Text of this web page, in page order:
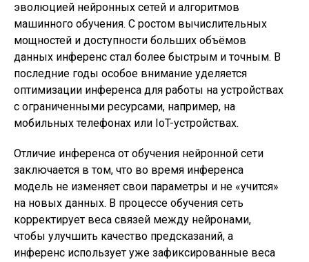
эволюцией нейронных сетей и алгоритмов
машинного обучения. С ростом вычислительных
мощностей и доступности больших объёмов
данных инференс стал более быстрым и точным. В
последние годы особое внимание уделяется
оптимизации инференса для работы на устройствах
с ограниченными ресурсами, например, на
мобильных телефонах или IoT-устройствах.
Отличие инференса от обучения нейронной сети
заключается в том, что во время инференса
модель не изменяет свои параметры и не «учится»
на новых данных. В процессе обучения сеть
корректирует веса связей между нейронами,
чтобы улучшить качество предсказаний, а
инференс использует уже зафиксированные веса